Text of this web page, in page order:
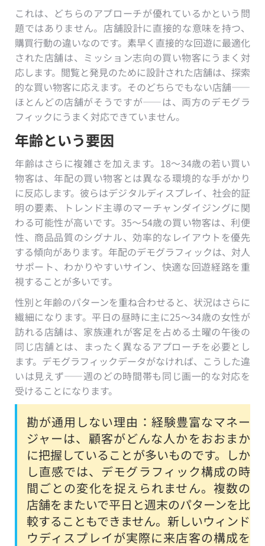
これは、どちらのアプローチが優れているかという問
題ではありません。店舗設計に直接的な意味を持つ、
購買行動の違いなのです。素早く直接的な回遊に最適化
された店舗は、ミッション志向の買い物客にうまく対
応します。閲覧と発見のために設計された店舗は、探索
的な買い物客に応えます。そのどちらでもない店舗——
ほとんどの店舗がそうですが——は、両方のデモグラ
フィックにうまく対応できていません。
年齢という要因
年齢はさらに複雑さを加えます。18〜34歳の若い買い
物客は、年配の買い物客とは異なる環境的な手がかり
に反応します。彼らはデジタルディスプレイ、社会的証
明の要素、トレンド主導のマーチャンダイジングに関
わる可能性が高いです。35〜54歳の買い物客は、利便
性、商品品質のシグナル、効率的なレイアウトを優先
する傾向があります。年配のデモグラフィックは、対人
サポート、わかりやすいサイン、快適な回遊経路を重
視することが多いです。
性別と年齢のパターンを重ね合わせると、状況はさらに
繊細になります。平日の昼時に主に25〜34歳の女性が
訪れる店舗は、家族連れが客足を占める土曜の午後の
同じ店舗とは、まったく異なるアプローチを必要とし
ます。デモグラフィックデータがなければ、こうした違
いは見えず——週のどの時間帯も同じ画一的な対応を
受けることになります。
勘が通用しない理由：経験豊富なマネー
ジャーは、顧客がどんな人かをおおまか
に把握していることが多いものです。しか
し直感では、デモグラフィック構成の時
間ごとの変化を捉えられません。複数の
店舗をまたいで平日と週末のパターンを比
較することもできません。新しいウィンド
ウディスプレイが実際に来店客の構成を